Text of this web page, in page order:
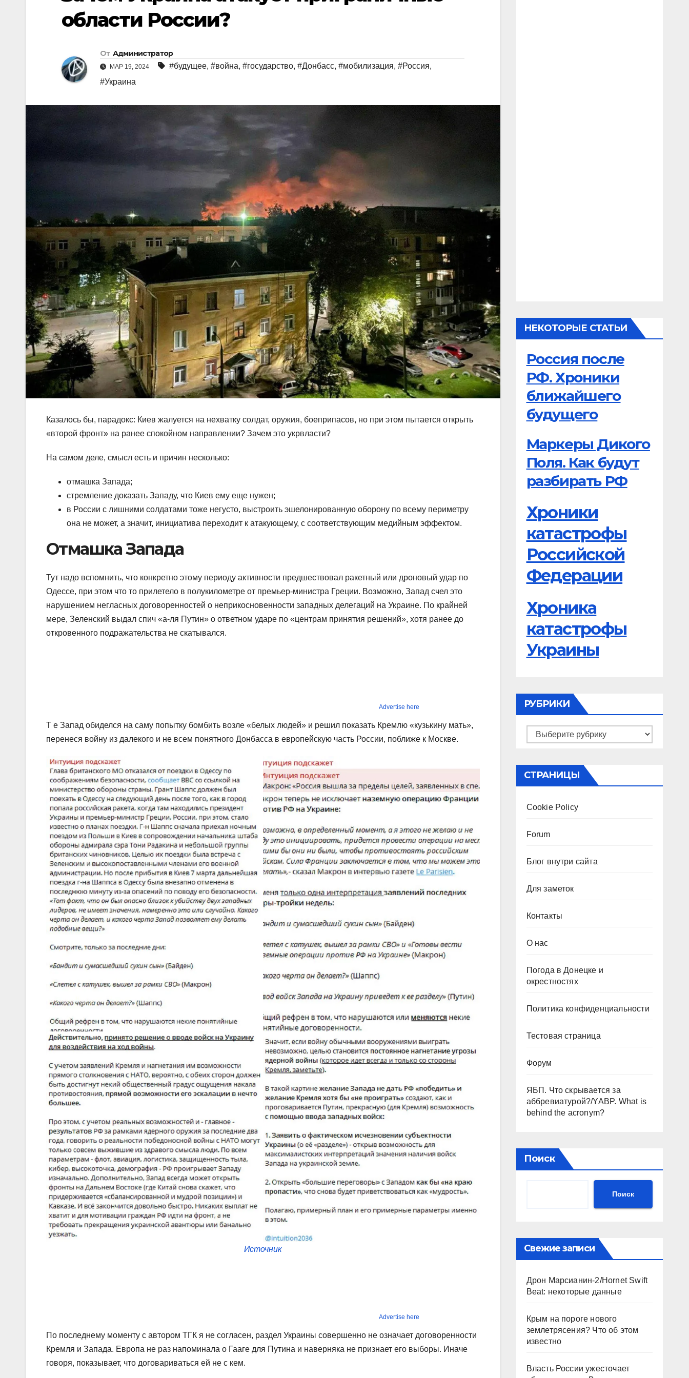
области России?
От Администратор
МАР 19, 2024 #будущее, #война, #государство, #Донбасс, #мобилизация, #Россия,
#Украина
Казалось бы, парадокс: Киев жалуется на нехватку солдат, оружия, боеприпасов, но при этом пытается открыть
«второй фронт» на ранее спокойном направлении? Зачем это укрвласти?
На самом деле, смысл есть и причин несколько:
отмашка Запада;
стремление доказать Западу, что Киев ему еще нужен;
в России с лишними солдатами тоже негусто, выстроить эшелонированную оборону по всему периметру
она не может, а значит, инициатива переходит к атакующему, с соответствующим медийным эффектом.
Отмашка Запада
Тут надо вспомнить, что конкретно этому периоду активности предшествовал ракетный или дроновый удар по
Одессе, при этом что то прилетело в полукилометре от премьер-министра Греции. Возможно, Запад счел это
нарушением негласных договоренностей о неприкосновенности западных делегаций на Украине. По крайней
мере, Зеленский выдал спич «а-ля Путин» о ответном ударе по «центрам принятия решений», хотя ранее до
откровенного подражательства не скатывался.
Advertise here
Т е Запад обиделся на саму попытку бомбить возле «белых людей» и решил показать Кремлю «кузькину мать»,
перенеся войну из далекого и не всем понятного Донбасса в европейскую часть России, поближе к Москве.
Источник
Advertise here
По последнему моменту с автором ТГК я не согласен, раздел Украины совершенно не означает договоренности
Кремля и Запада. Европа не раз напоминала о Гааге для Путина и наверняка не признает его выборы. Иначе
говоря, показывает, что договариваться ей не с кем.
НЕКОТОРЫЕ СТАТЬИ
Россия после
РФ. Хроники
ближайшего
будущего
Маркеры Дикого
Поля. Как будут
разбирать РФ
Хроники
катастрофы
Российской
Федерации
Хроника
катастрофы
Украины
РУБРИКИ
Рубрики
СТРАНИЦЫ
Cookie Policy
Forum
Блог внутри сайта
Для заметок
Контакты
О нас
Погода в Донецке и
окрестностях
Политика конфиденциальности
Тестовая страница
Форум
ЯБП. Что скрывается за
аббревиатурой?/YABP. What is
behind the acronym?
Поиск
Поиск
Свежие записи
Дрон Марсианин-2/Hornet Swift
Beat: некоторые данные
Крым на пороге нового
землетрясения? Что об этом
известно
Власть России ужесточает